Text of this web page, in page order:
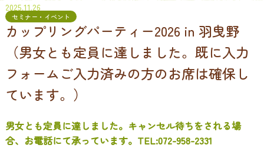
2025.11.26
セミナー・イベント
カップリングパーティー2026 in 羽曳野
（男女とも定員に達しました。既に入力
フォームご入力済みの方のお席は確保し
ています。）
男女とも定員に達しました。キャンセル待ちをされる場
合、お電話にて承っています。TEL:072-958-2331